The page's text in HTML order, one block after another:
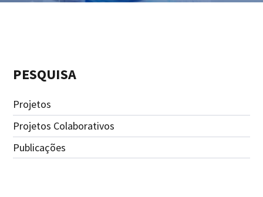
PESQUISA
Projetos
Projetos Colaborativos
Publicações